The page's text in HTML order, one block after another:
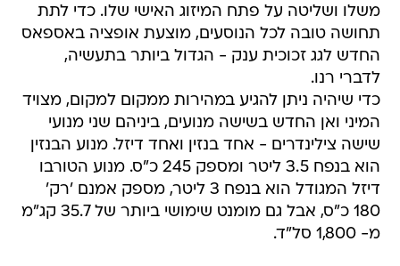
משלו ושליטה על פתח המיזוג האישי שלו. כדי לתת
תחושה טובה לכל הנוסעים, מוצעת אופציה באספאס
החדש לגג זכוכית ענק - הגדול ביותר בתעשיה,
לדברי רנו.
כדי שיהיה ניתן להגיע במהירות ממקום למקום, מצויד
המיני ואן החדש בשישה מנועים, ביניהם שני מנועי
שישה צילינדרים - אחד בנזין ואחד דיזל. מנוע הבנזין
הוא בנפח 3.5 ליטר ומספק 245 כ"ס. מנוע הטורבו
דיזל המגודל הוא בנפח 3 ליטר, מספק אמנם 'רק'
180 כ"ס, אבל גם מומנט שימושי ביותר של 35.7 קג"מ
מ- 1,800 סל"ד.